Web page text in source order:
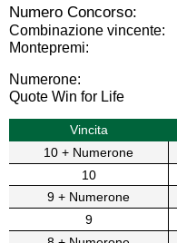
Numero Concorso:
Combinazione vincente:
Montepremi:
Numerone:
Quote Win for Life
Vincita
10 + Numerone
10
9 + Numerone
9